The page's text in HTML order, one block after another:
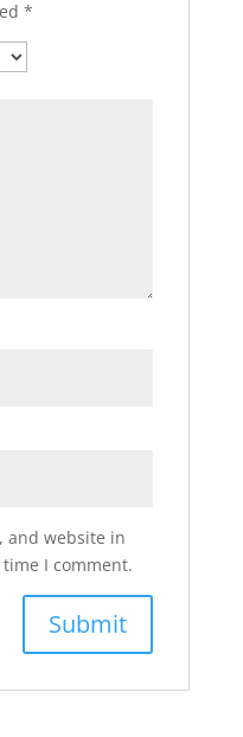
*
and website in
I comment.